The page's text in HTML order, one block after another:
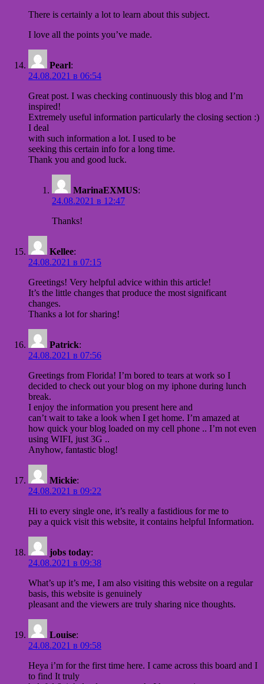
There is certainly a lot to learn about this subject.
I love all the points you’ve made.
Pearl:
24.08.2021 в 06:54
Great post. I was checking continuously this blog and I’m
inspired!
Extremely useful information particularly the closing section :)
I deal
with such information a lot. I used to be
seeking this certain info for a long time.
Thank you and good luck.
MarinaEXMUS:
24.08.2021 в 12:47
Thanks!
Kellee:
24.08.2021 в 07:15
Greetings! Very helpful advice within this article!
It’s the little changes that produce the most significant
changes.
Thanks a lot for sharing!
Patrick:
24.08.2021 в 07:56
Greetings from Florida! I’m bored to tears at work so I
decided to check out your blog on my iphone during lunch
break.
I enjoy the information you present here and
can’t wait to take a look when I get home. I’m amazed at
how quick your blog loaded on my cell phone .. I’m not even
using WIFI, just 3G ..
Anyhow, fantastic blog!
Mickie:
24.08.2021 в 09:22
Hi to every single one, it’s really a fastidious for me to
pay a quick visit this website, it contains helpful Information.
jobs today:
24.08.2021 в 09:38
What’s up it’s me, I am also visiting this website on a regular
basis, this website is genuinely
pleasant and the viewers are truly sharing nice thoughts.
Louise:
24.08.2021 в 09:58
Heya i’m for the first time here. I came across this board and I
to find It truly